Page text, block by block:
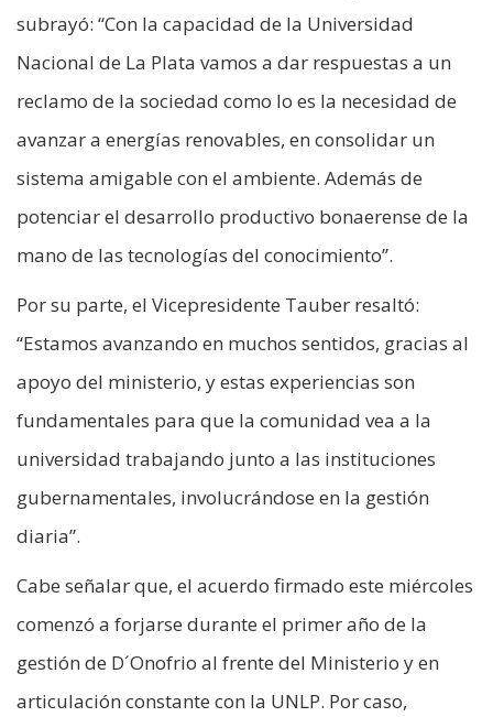
subrayó: “Con la capacidad de la Universidad
Nacional de La Plata vamos a dar respuestas a un
reclamo de la sociedad como lo es la necesidad de
avanzar a energías renovables, en consolidar un
sistema amigable con el ambiente. Además de
potenciar el desarrollo productivo bonaerense de la
mano de las tecnologías del conocimiento”.
Por su parte, el Vicepresidente Tauber resaltó:
“Estamos avanzando en muchos sentidos, gracias al
apoyo del ministerio, y estas experiencias son
fundamentales para que la comunidad vea a la
universidad trabajando junto a las instituciones
gubernamentales, involucrándose en la gestión
diaria”.
Cabe señalar que, el acuerdo firmado este miércoles
comenzó a forjarse durante el primer año de la
gestión de D´Onofrio al frente del Ministerio y en
articulación constante con la UNLP. Por caso,